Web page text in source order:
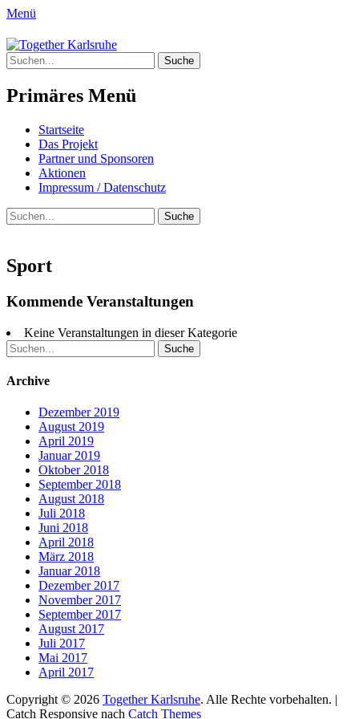
Menü
Together Karlsruhe
Integration von jungen Menschen mit
Fluchterfahrung und
Migrationshintergrund
Suche
nach:
Primäres Menü
Springe
zum
Inhalt
Startseite
Das Projekt
Partner und Sponsoren
Aktionen
Impressum / Datenschutz
Suchen
Suche
nach:
Sport
Kommende Veranstaltungen
Keine Veranstaltungen in dieser Kategorie
Suche
nach:
Archive
Dezember 2019
August 2019
April 2019
Januar 2019
Oktober 2018
September 2018
August 2018
Juli 2018
Juni 2018
April 2018
März 2018
Januar 2018
Dezember 2017
November 2017
September 2017
August 2017
Juli 2017
Mai 2017
April 2017
Copyright © 2026 Together Karlsruhe. Alle Rechte vorbehalten. |
Catch Responsive nach Catch Themes